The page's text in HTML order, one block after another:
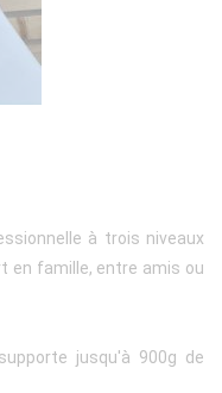
à trois niveaux
en famille, entre amis ou
jusqu'à 900g de